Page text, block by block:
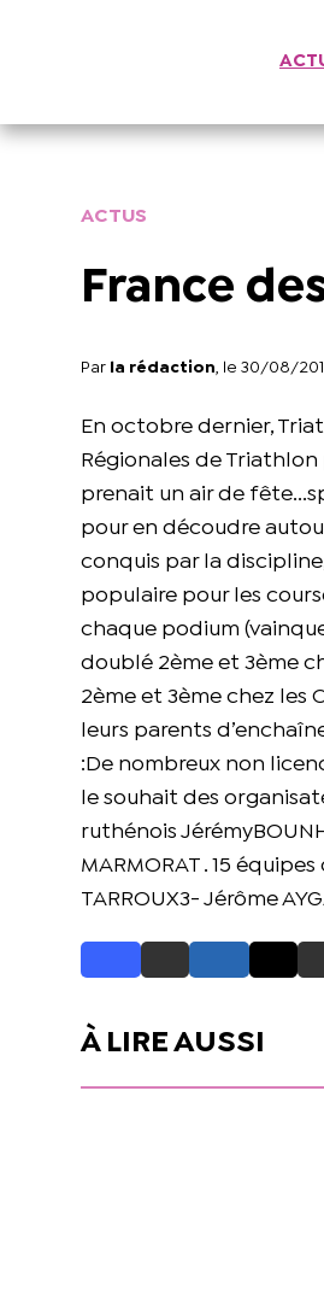
ACTUS
France
Par la rédaction , le 30/08/
En octobre dernier,
Régionales de Triathlon
prenait un air de
pour en découdre
conquis par la
populaire pour les
chaque podium
doublé 2ème et 3ème
2ème et 3ème chez les
leurs parents
:De nombreux non
le souhait des
ruthénois
MARMORAT . 15
TARROUX3- Jérôme
À LIRE AUSSI